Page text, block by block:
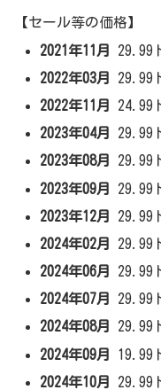
【セール等の価格】
2021年11月
29.99
2022年03月
29.99
2022年11月
24.99
2023年04月
29.99
2023年08月
29.99
2023年09月
29.99
2023年12月
29.99
2024年02月
29.99
2024年06月
29.99
2024年07月
29.99
2024年08月
29.99
2024年09月
19.99
2024年10月
29.99